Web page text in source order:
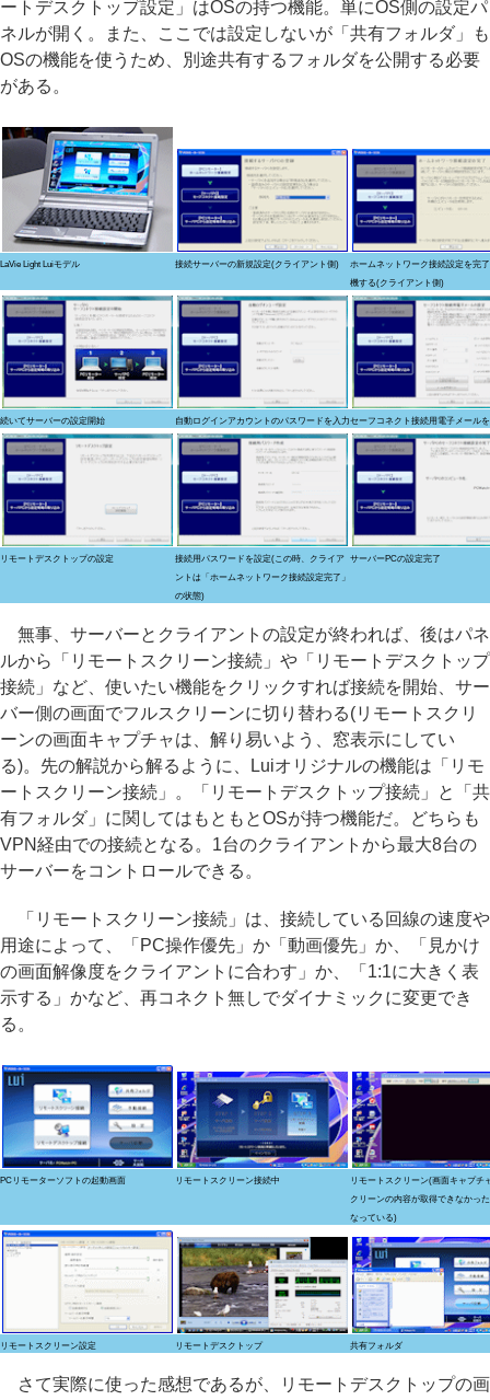
ートデスクトップ設定」はOSの持つ機能。単にOS側の設定パ
ネルが開く。また、ここでは設定しないが「共有フォルダ」も
OSの機能を使うため、別途共有するフォルダを公開する必要
がある。
LaVie Light Luiモデル 接続サーバーの新規設定(クライアント側)
ホームネットワーク接続設定を完
機する(クライアント側)
続いてサーバーの設定開始 自動ログインアカウントのパスワードを入力セーフコネクト接続用電子メール
リモートデスクトップの設定
接続用パスワードを設定(この時、クライア
ントは「ホームネットワーク接続設定完了」
の状態)
サーバーPCの設定完了
無事、サーバーとクライアントの設定が終われば、後はパネ
ルから「リモートスクリーン接続」や「リモートデスクトップ
接続」など、使いたい機能をクリックすれば接続を開始、サー
バー側の画面でフルスクリーンに切り替わる(リモートスクリ
ーンの画面キャプチャは、解り易いよう、窓表示にしてい
る)。先の解説から解るように、Luiオリジナルの機能は「リモ
ートスクリーン接続」。「リモートデスクトップ接続」と「共
有フォルダ」に関してはもともとOSが持つ機能だ。どちらも
VPN経由での接続となる。1台のクライアントから最大8台の
サーバーをコントロールできる。
「リモートスクリーン接続」は、接続している回線の速度や
用途によって、「PC操作優先」か「動画優先」か、「見かけ
の画面解像度をクライアントに合わす」か、「1:1に大きく表
示する」かなど、再コネクト無しでダイナミックに変更でき
る。
PCリモーターソフトの起動画面 リモートスクリーン接続中
リモートスクリーン(画面キャプチ
クリーンの内容が取得できなかっ
なっている)
リモートスクリーン設定 リモートデスクトップ 共有フォルダ
さて実際に使った感想であるが、リモートデスクトップの画